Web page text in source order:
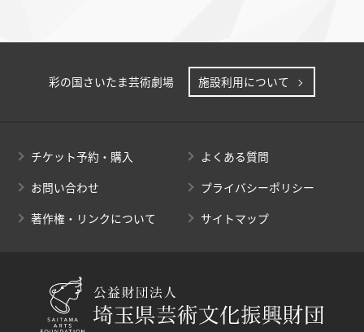
彩の国さいたま芸術劇場 施設利用について
チケット予約・購入
よくある質問
お問い合わせ
プライバシーポリシー
著作権・リンクについて
サイトマップ